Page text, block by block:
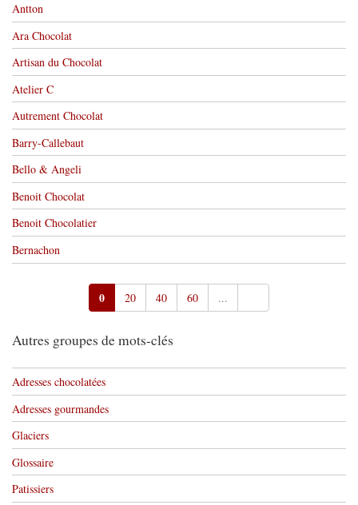
Antton
Ara Chocolat
Artisan du Chocolat
Atelier C
Autrement Chocolat
Barry-Callebaut
Bello & Angeli
Benoit Chocolat
Benoit Chocolatier
Bernachon
0 20 40 60 ...
Autres groupes de mots-clés
Adresses chocolatées
Adresses gourmandes
Glaciers
Glossaire
Patissiers